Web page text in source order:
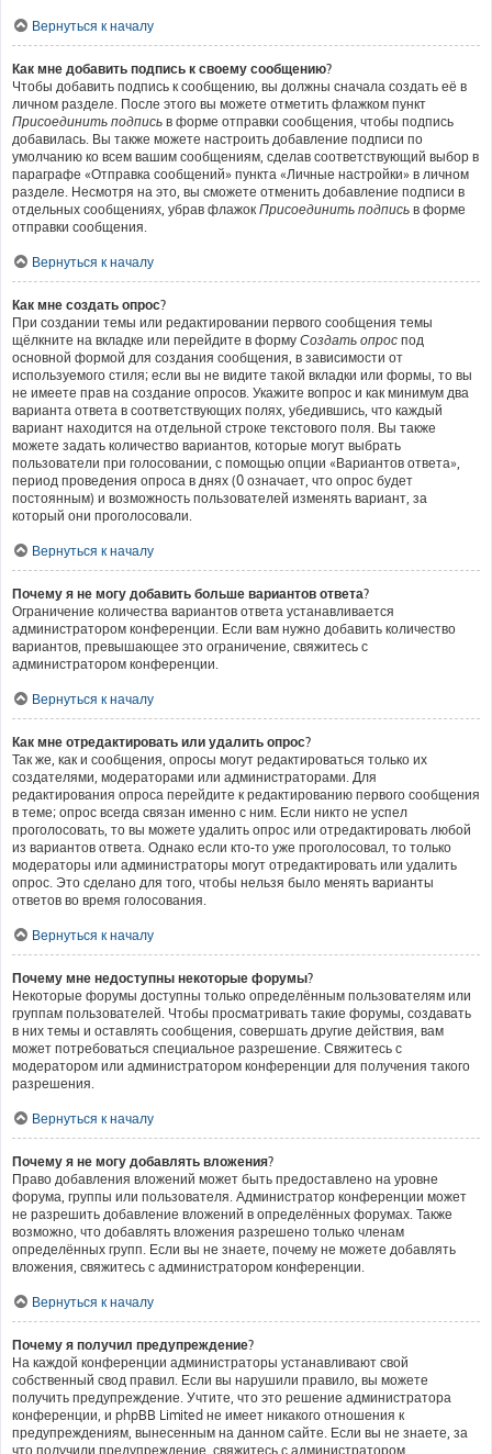
Вернуться к началу
Как мне добавить подпись к своему сообщению?
Чтобы добавить подпись к сообщению, вы должны сначала создать её в
личном разделе. После этого вы можете отметить флажком пункт
Присоединить подпись в форме отправки сообщения, чтобы подпись
добавилась. Вы также можете настроить добавление подписи по
умолчанию ко всем вашим сообщениям, сделав соответствующий выбор в
параграфе «Отправка сообщений» пункта «Личные настройки» в личном
разделе. Несмотря на это, вы сможете отменить добавление подписи в
отдельных сообщениях, убрав флажок Присоединить подпись в форме
отправки сообщения.
Вернуться к началу
Как мне создать опрос?
При создании темы или редактировании первого сообщения темы
щёлкните на вкладке или перейдите в форму Создать опрос под
основной формой для создания сообщения, в зависимости от
используемого стиля; если вы не видите такой вкладки или формы, то вы
не имеете прав на создание опросов. Укажите вопрос и как минимум два
варианта ответа в соответствующих полях, убедившись, что каждый
вариант находится на отдельной строке текстового поля. Вы также
можете задать количество вариантов, которые могут выбрать
пользователи при голосовании, с помощью опции «Вариантов ответа»,
период проведения опроса в днях (0 означает, что опрос будет
постоянным) и возможность пользователей изменять вариант, за
который они проголосовали.
Вернуться к началу
Почему я не могу добавить больше вариантов ответа?
Ограничение количества вариантов ответа устанавливается
администратором конференции. Если вам нужно добавить количество
вариантов, превышающее это ограничение, свяжитесь с
администратором конференции.
Вернуться к началу
Как мне отредактировать или удалить опрос?
Так же, как и сообщения, опросы могут редактироваться только их
создателями, модераторами или администраторами. Для
редактирования опроса перейдите к редактированию первого сообщения
в теме; опрос всегда связан именно с ним. Если никто не успел
проголосовать, то вы можете удалить опрос или отредактировать любой
из вариантов ответа. Однако если кто-то уже проголосовал, то только
модераторы или администраторы могут отредактировать или удалить
опрос. Это сделано для того, чтобы нельзя было менять варианты
ответов во время голосования.
Вернуться к началу
Почему мне недоступны некоторые форумы?
Некоторые форумы доступны только определённым пользователям или
группам пользователей. Чтобы просматривать такие форумы, создавать
в них темы и оставлять сообщения, совершать другие действия, вам
может потребоваться специальное разрешение. Свяжитесь с
модератором или администратором конференции для получения такого
разрешения.
Вернуться к началу
Почему я не могу добавлять вложения?
Право добавления вложений может быть предоставлено на уровне
форума, группы или пользователя. Администратор конференции может
не разрешить добавление вложений в определённых форумах. Также
возможно, что добавлять вложения разрешено только членам
определённых групп. Если вы не знаете, почему не можете добавлять
вложения, свяжитесь с администратором конференции.
Вернуться к началу
Почему я получил предупреждение?
На каждой конференции администраторы устанавливают свой
собственный свод правил. Если вы нарушили правило, вы можете
получить предупреждение. Учтите, что это решение администратора
конференции, и phpBB Limited не имеет никакого отношения к
предупреждениям, вынесенным на данном сайте. Если вы не знаете, за
что получили предупреждение, свяжитесь с администратором